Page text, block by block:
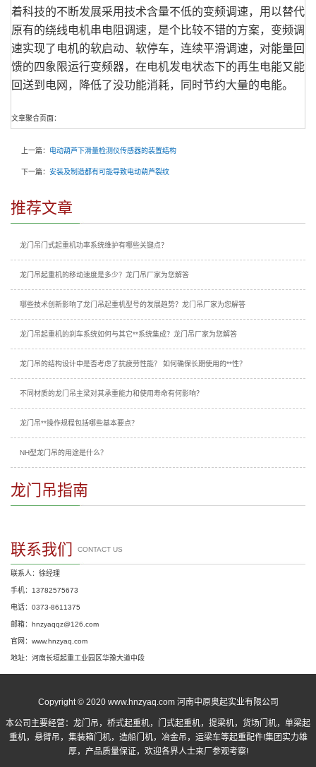
着科技的不断发展采用技术含量不低的变频调速，用以替代
原有的绕线电机串电阻调速，是个比较不错的方案，变频调
速实现了电机的软启动、软停车，连续平滑调速，对能量回
馈的四象限运行变频器，在电机发电状态下的再生电能又能
回送到电网，降低了没功能消耗，同时节约大量的电能。
文章聚合页面：
上一篇： 电动葫芦下滑量检测仪传感器的装置结构
下一篇： 安装及制造都有可能导致电动葫芦裂纹
推荐文章
龙门吊门式起重机功率系统维护有哪些关键点？
龙门吊起重机的移动速度是多少？龙门吊厂家为您解答
哪些技术创新影响了龙门吊起重机型号的发展趋势？龙门吊厂家为您解答
龙门吊起重机的刹车系统如何与其它**系统集成？龙门吊厂家为您解答
龙门吊的结构设计中是否考虑了抗疲劳性能？ 如何确保长期使用的**性？
不同材质的龙门吊主梁对其承重能力和使用寿命有何影响？
龙门吊**操作规程包括哪些基本要点？
NH型龙门吊的用途是什么？
龙门吊指南
联系我们 CONTACT US
联系人：徐经理
手机：13782575673
电话：0373-8611375
邮箱：hnzyaqqz@126.com
官网：www.hnzyaq.com
地址：河南长垣起重工业园区华豫大道中段
Copyright © 2020 www.hnzyaq.com 河南中原奥起实业有限公司
本公司主要经营： 龙门吊 ， 桥式起重机， 门式起重机，提梁机，货场门机，单梁起
重机，悬臂吊，集装箱门机，造船门机，冶金吊，运梁车等起重配件!集团实力雄
厚，产品质量保证，欢迎各界人士来厂参观考察!